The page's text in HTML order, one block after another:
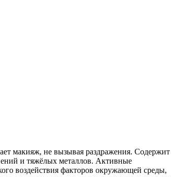
макияж, не вызывая раздражения. Содержит
и тяжёлых металлов. Активные
воздействия факторов окружающей среды,